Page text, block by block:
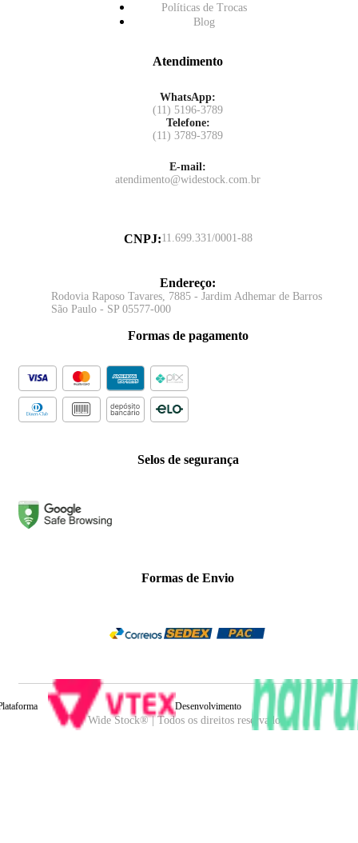
Políticas de Trocas
Blog
Atendimento
WhatsApp:
(11) 5196-3789
Telefone:
(11) 3789-3789
E-mail:
atendimento@widestock.com.br
CNPJ:11.699.331/0001-88
Endereço:
Rodovia Raposo Tavares, 7885 - Jardim Adhemar de Barros
São Paulo - SP 05577-000
Formas de pagamento
Selos de segurança
Formas de Envio
Wide Stock® | Todos os direitos reservados.
Desenvolvimento